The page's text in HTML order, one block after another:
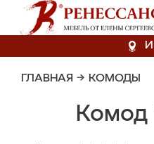
ГЛАВНАЯ → КОМОДЫ
Комод